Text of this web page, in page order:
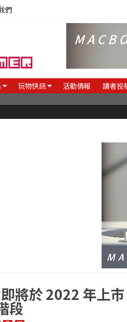
們
玩物快訊 活動情報 讀者投
戲《莉莉狂想曲》只有黑白鍵的譜面卻具
即將於 2022 年上
段